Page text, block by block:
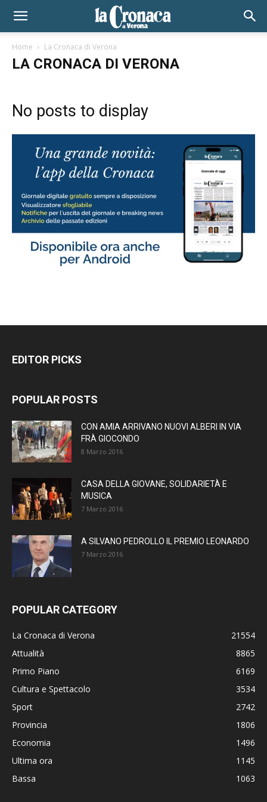
Home La Cronaca di Verona
LA CRONACA DI VERONA
No posts to display
EDITOR PICKS
POPULAR POSTS
CON AMIA ARRIVANO NUOVI ALBERI IN VIA
FRÀ GIOCONDO
8 Marzo 2016
CASA DELLA GIOVANE, SOLIDARIETÀ E
MUSICA
7 Marzo 2016
A SILVANO PEDROLLO IL PREMIO LEONARDO
7 Marzo 2016
POPULAR CATEGORY
La Cronaca di Verona
21554
Attualità
8865
Primo Piano
6169
Cultura e Spettacolo
3534
Sport
2742
Provincia
1806
Economia
1496
Ultima ora
1145
Bassa
1063